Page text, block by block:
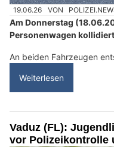
19.06.26 VON
Am Donnerstag
Personenwagen
An beiden Fahrzeugen
Weiterlesen
Vaduz (FL):
vor Polizeikontrolle